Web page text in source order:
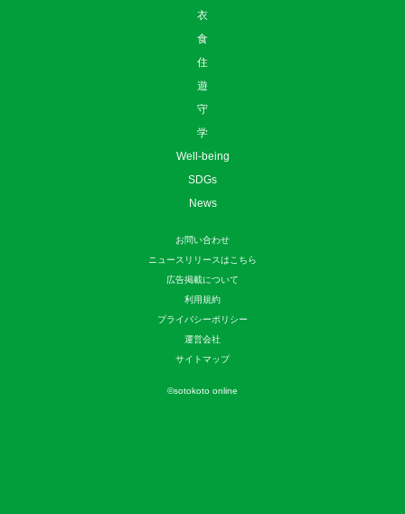
衣
食
住
遊
守
学
Well-being
SDGs
News
お問い合わせ
ニュースリリースはこちら
広告掲載について
利用規約
プライバシーポリシー
運営会社
サイトマップ
©sotokoto online